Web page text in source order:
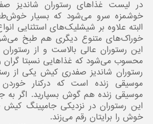
در لیست غذاهای رستوران شاندیز
خوشمزه سرو می‌شود که بسیار
البته علاوه بر شیشلیک‌های استثنایی
خوراک‌های متنوع دیگری هم طبخ
این رستوران عالی بالاست و از
محسوب می‌شود که غذاهایی نسبتا گران
رستوران شاندیز صفدری کیش یکی از
موسیقی زنده است که درکنار خوردن
موسیقی زنده هم گوش بسپارید. اگر به
این رستوران در نزدیکی جامپینگ کیش
خوش را برایتان رقم می‌زند.